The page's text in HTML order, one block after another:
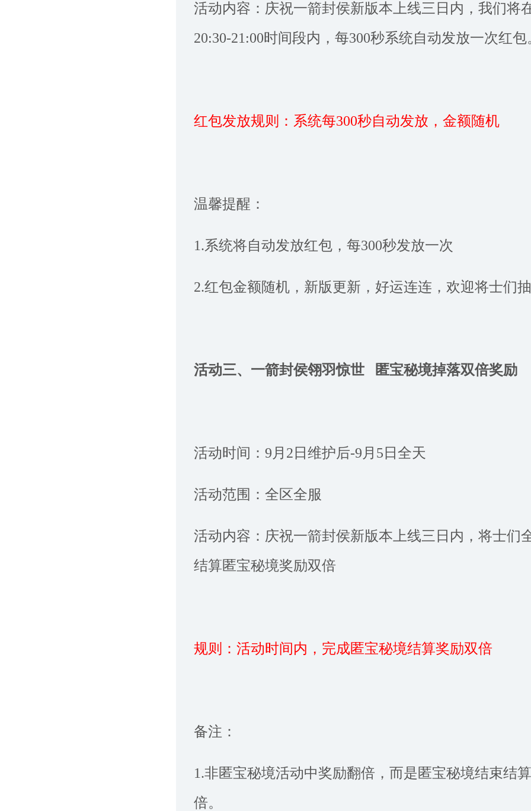
活动内容：庆祝一箭封侯新版本上线三日内，我们将
20:30-21:00时间段内，每300秒系统自动发放一次红包
红包发放规则：系统每300秒自动发放，金额随机
温馨提醒：
1.系统将自动发放红包，每300秒发放一次
2.红包金额随机，新版更新，好运连连，欢迎将士们
活动三、一箭封侯翎羽惊世 匿宝秘境掉落双倍奖励
活动时间：9月2日维护后-9月5日全天
活动范围：全区全服
活动内容：庆祝一箭封侯新版本上线三日内，将士们
结算匿宝秘境奖励双倍
规则：活动时间内，完成匿宝秘境结算奖励双倍
备注：
1.非匿宝秘境活动中奖励翻倍，而是匿宝秘境结束结
倍。